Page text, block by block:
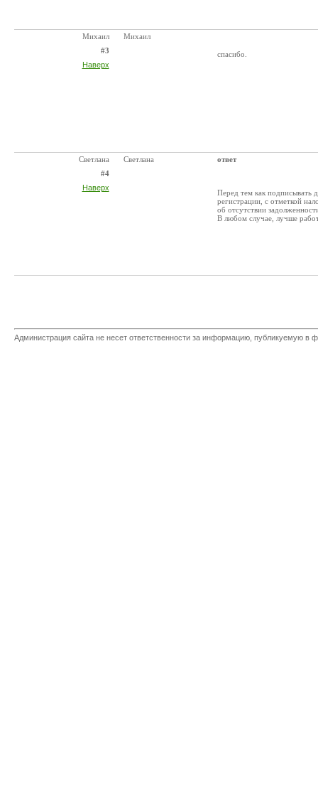
Михаил
#3
Наверх
Михаил
спасибо.
Светлана
#4
Наверх
Светлана ответ
Перед тем как подписывать
регистрации, с отметкой
об отсутствии
В любом случае, лучше
Администрация сайта не несет ответственности за информацию, публикуемую